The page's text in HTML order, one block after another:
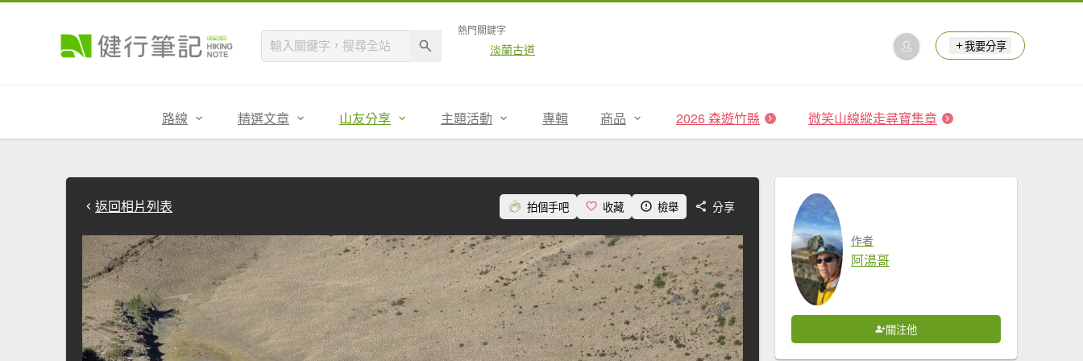
熱門關鍵字
淡蘭古道 我要分享
路線 精選文章 山友分享 主題活動 專輯 商品 2026 森遊竹縣 微笑山線縱走尋寶集章
返回相片列表 拍個手吧 收藏 檢舉 分享
作者
阿湯哥
關注他